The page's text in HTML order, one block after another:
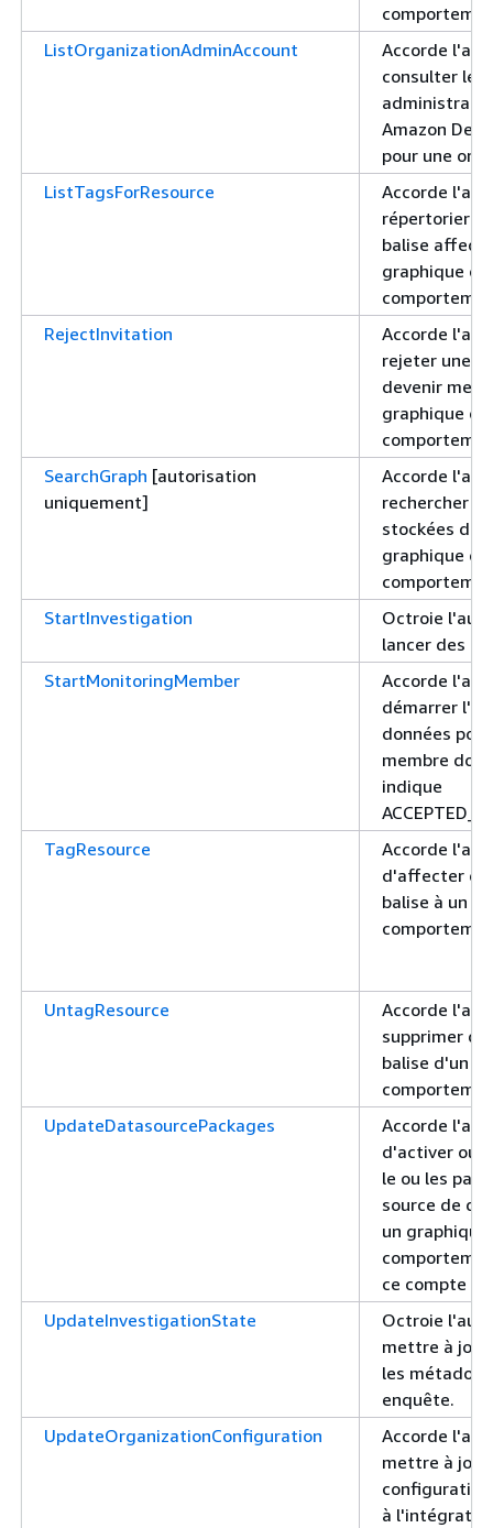
ListOrganizationAdminAccount
Accorde
consulter le
Amazon
pour une
ListTagsForResource
Accorde
répertorier
balise
graphique de
RejectInvitation
Accorde
rejeter une
devenir
graphique de
SearchGraph [autorisation
uniquement]
Accorde
rechercher
stockées
graphique de
StartInvestigation
Octroie
lancer des
StartMonitoringMember
Accorde
démarrer
données
membre
indique
TagResource
Accorde
d'affecter
balise à un
UntagResource
Accorde
supprimer
balise d'un
UpdateDatasourcePackages
Accorde
d'activer ou
le ou les
source de
un graphique
ce compte
UpdateInvestigationState
Octroie
mettre à
les
enquête.
UpdateOrganizationConfiguration
Accorde
mettre à jour
à